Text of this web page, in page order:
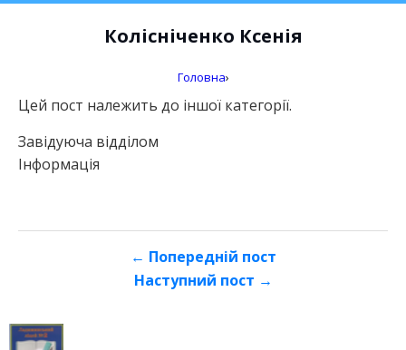
Колісніченко Ксенія
Головна›
Цей пост належить до іншої категорії.
Завідуюча відділом
Інформація
← Попередній пост
Наступний пост →